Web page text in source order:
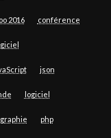
2016 conférence
json
logiciel
php